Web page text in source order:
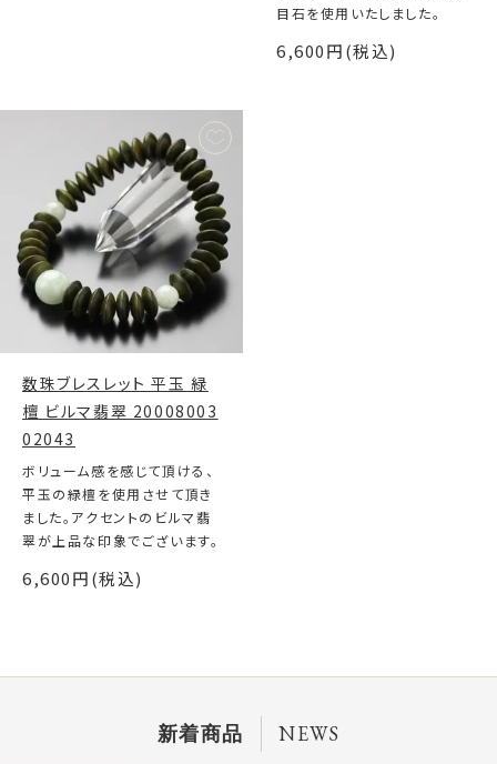
目石を使用いたしました。
6,600円(税込)
数珠ブレスレット 平玉 緑
檀 ビルマ翡翠 20008003
02043
ボリューム感を感じて頂ける、
平玉の緑檀を使用させて頂き
ました。アクセントのビルマ翡
翠が上品な印象でございます。
6,600円(税込)
新着商品 NEWS